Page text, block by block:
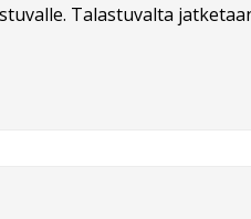
Talastuvalta